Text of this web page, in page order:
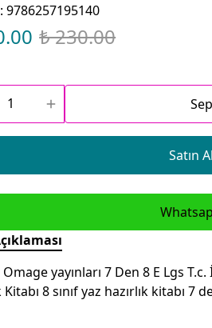
:9786257195140
₺ 230.00
Satın Al
yayınları 7 Den 8 E Lgs
Kitabı 8 sınıf yaz hazırlık kitabı